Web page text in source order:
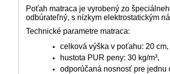
Poťah matraca je vyrobený zo
odbúrateľný, s nízkym elektrostatickým
Technické parametre matraca:
celková výška v poťahu: 20 cm,
hustota PUR peny: 30 kg/m³,
odporúčaná nosnosť pre jednu